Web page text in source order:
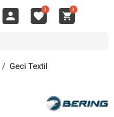
0 0
/ Geci Textil